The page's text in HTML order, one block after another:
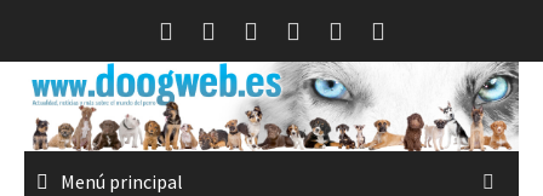
Menú principal